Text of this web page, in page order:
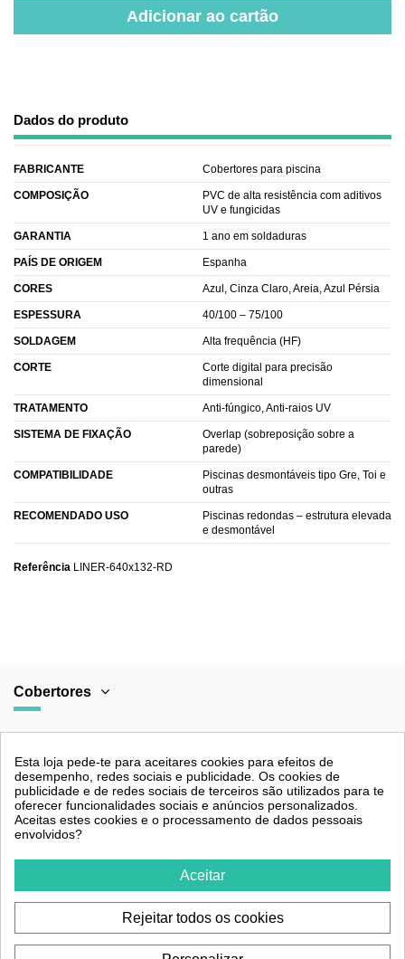
Adicionar ao cartão
Dados do produto
FABRICANTE Cobertores para piscina
COMPOSIÇÃO
PVC de alta resistência com aditivos
UV e fungicidas
GARANTIA 1 ano em soldaduras
PAÍS DE ORIGEM Espanha
CORES Azul, Cinza Claro, Areia, Azul Pérsia
ESPESSURA 40/100 – 75/100
SOLDAGEM Alta frequência (HF)
CORTE
Corte digital para precisão
dimensional
TRATAMENTO Anti-fúngico, Anti-raios UV
SISTEMA DE FIXAÇÃO
Overlap (sobreposição sobre a
parede)
COMPATIBILIDADE
Piscinas desmontáveis tipo Gre, Toi e
outras
RECOMENDADO USO
Piscinas redondas – estrutura elevada
e desmontável
Referência LINER-640x132-RD
Cobertores
Categorias
Legal
Contacto
Esta loja pede-te para aceitares cookies para efeitos de
desempenho, redes sociais e publicidade. Os cookies de
publicidade e de redes sociais de terceiros são utilizados para te
oferecer funcionalidades sociais e anúncios personalizados.
Aceitas estes cookies e o processamento de dados pessoais
envolvidos?
Aceitar
Rejeitar todos os cookies